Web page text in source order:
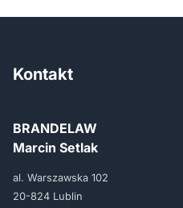
Kontakt
BRANDELAW
Marcin Setlak
al. Warszawska 102
20-824 Lublin